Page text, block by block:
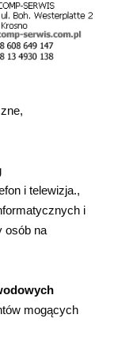
i telewizja.,
i
osób na
mogących